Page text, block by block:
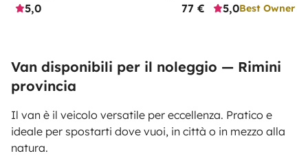
5,0
77 €
5,0Best Owner
Van disponibili per il noleggio — Rimini
provincia
Il van è il veicolo versatile per eccellenza. Pratico e
ideale per spostarti dove vuoi, in città o in mezzo alla
natura.